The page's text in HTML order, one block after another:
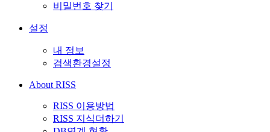
비밀번호 찾기
설정
내 정보
검색환경설정
About RISS
RISS 이용방법
RISS 지식더하기